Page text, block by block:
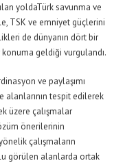
yoldaTürk savunma ve
TSK ve emniyet güçlerini
de dünyanın dört bir
geldiği vurgulandı.
ve paylaşımı
alanlarının tespit edilerek
üzere çalışmalar
önerilerinin
çalışmaların
görülen alanlarda ortak